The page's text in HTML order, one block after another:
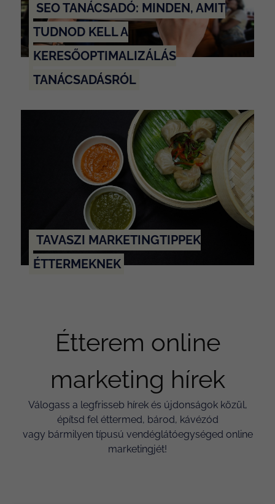
SEO TANÁCSADÓ: MINDEN, AMIT
TUDNOD KELL A
KERESŐOPTIMALIZÁLÁS
TANÁCSADÁSRÓL
TAVASZI MARKETINGTIPPEK
ÉTTERMEKNEK
Étterem online
marketing hírek
Válogass a legfrisseb hírek és újdonságok közül,
építsd fel éttermed, bárod, kávézód
vagy bármilyen típusú vendéglátóegységed online
marketingjét!